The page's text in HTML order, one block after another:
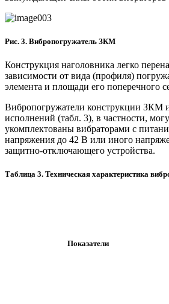
Рис. 3. Вибропогружатель ЗКМ
Конструкция наголовника легко
зависимости от вида (профиля)
элемента и площади его поперечного
Вибропогружатели конструкции ЗКМ
исполнений (табл. 3), в частности,
укомплектованы вибраторами с
напряжения до 42 В или иного
защитно-отключающего устройства.
Таблица 3. Техническая характеристика
Показатели